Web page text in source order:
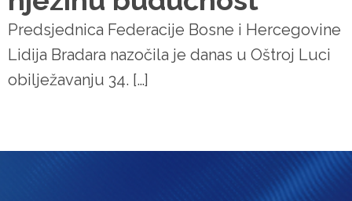
Predsjednica Federacije Bosne i Hercegovine
Lidija Bradara nazočila je danas u Oštroj Luci
obilježavanju 34. […]